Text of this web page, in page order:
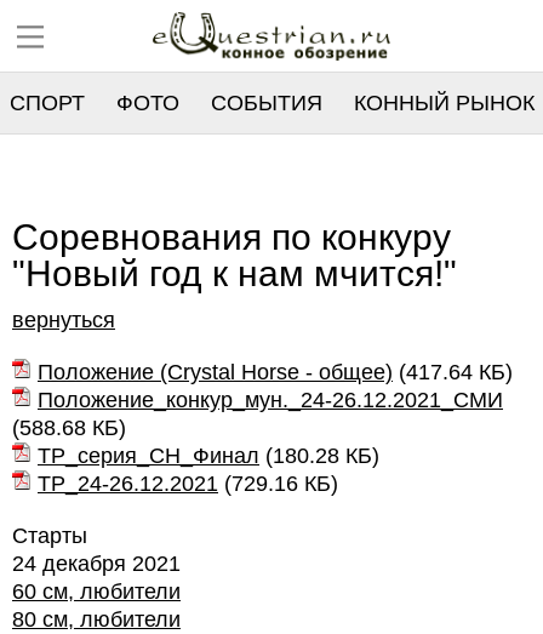
СПОРТ ФОТО СОБЫТИЯ КОННЫЙ РЫНОК
Соревнования по конкуру
"Новый год к нам мчится!"
вернуться
Положение (Crystal Horse - общее) (417.64 КБ)
Положение_конкур_мун._24-26.12.2021_СМИ
(588.68 КБ)
ТР_серия_СН_Финал (180.28 КБ)
ТР_24-26.12.2021 (729.16 КБ)
Старты
24 декабря 2021
60 см, любители
80 см, любители